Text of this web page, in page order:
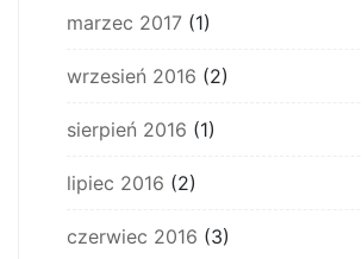
marzec 2017 (1)
wrzesień 2016 (2)
sierpień 2016 (1)
lipiec 2016 (2)
czerwiec 2016 (3)